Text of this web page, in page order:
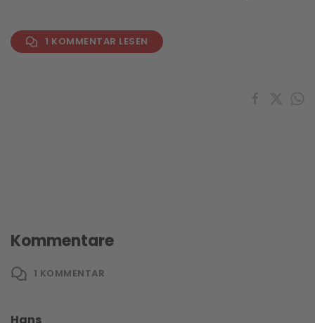
1 KOMMENTAR LESEN
Kommentare
1 KOMMENTAR
Hans